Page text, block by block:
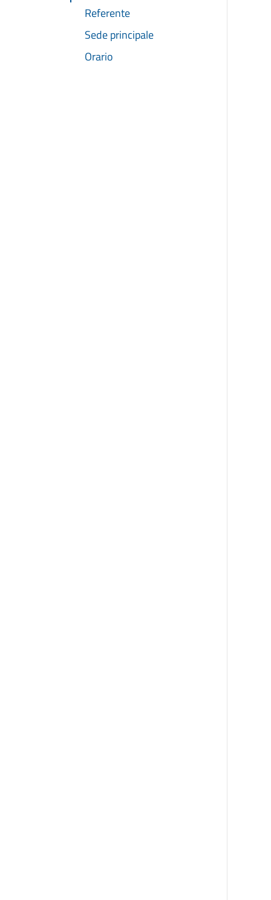
Referente
Sede principale
Orario